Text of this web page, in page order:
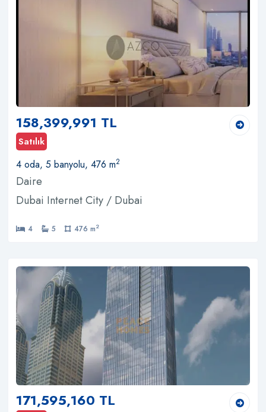
158,399,991 TL
Satılık
4 oda, 5 banyolu, 476 m2
Daire
Dubai Internet City / Dubai
4 5 476 m2
171,595,160 TL